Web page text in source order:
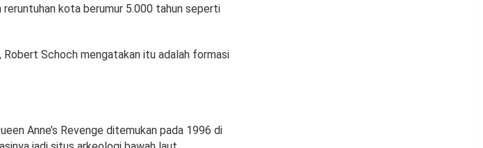
reruntuhan kota berumur 5.000 tahun seperti
Schoch mengatakan itu adalah formasi
Anne’s Revenge ditemukan pada 1996 di